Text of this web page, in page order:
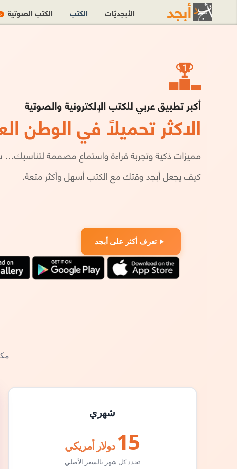
تعرف أكثر على أبجد
شهري
15 دولار أمريكي
تجدد كل شهر بالسعر الأصلي
الأبجديّات الكتب الكتب الصوتية